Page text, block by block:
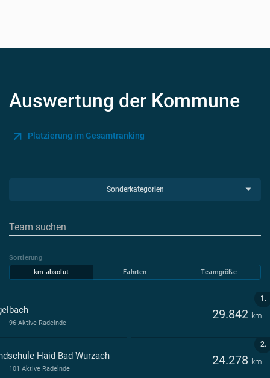
Auswertung der Kommune
Platzierung im Gesamtranking
Sonderkategorien
Sortierung
km absolut
Fahrten Teamgröße
1.
29.842 km
96 Aktive Radelnde
2.
Haid Bad Wurzach 24.278 km
101 Aktive Radelnde